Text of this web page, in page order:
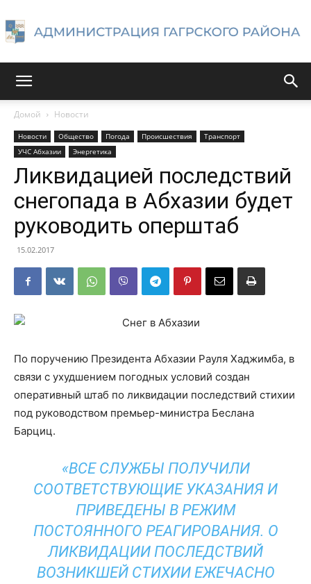
Гагрского
района
Домой Новости
Новости Общество Погода Происшествия
Транспорт
УЧС Абхазии
Энергетика
Ликвидацией последствий
снегопада в Абхазии будет
руководить оперштаб
15.02.2017
По поручению Президента Абхазии Рауля Хаджимба, в
связи с ухудшением погодных условий создан
оперативный штаб по ликвидации последствий стихии
под руководством премьер-министра Беслана
Барциц.
«ВСЕ СЛУЖБЫ ПОЛУЧИЛИ
СООТВЕТСТВУЮЩИЕ УКАЗАНИЯ И
ПРИВЕДЕНЫ В РЕЖИМ
ПОСТОЯННОГО РЕАГИРОВАНИЯ. О
ЛИКВИДАЦИИ ПОСЛЕДСТВИЙ
ВОЗНИКШЕЙ СТИХИИ ЕЖЕЧАСНО